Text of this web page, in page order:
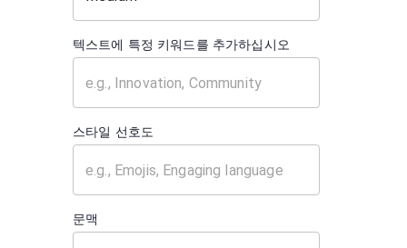
텍스트에 특정 키워드를 추가하십시오
스타일 선호도
문맥